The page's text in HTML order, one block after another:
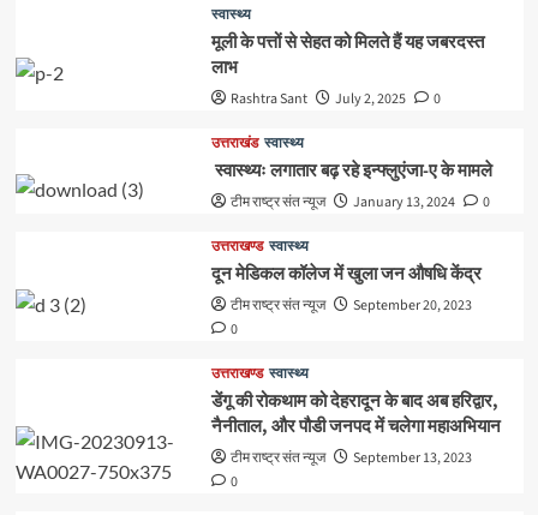
स्वास्थ्य
मूली के पत्तों से सेहत को मिलते हैं यह जबरदस्त
लाभ
Rashtra Sant July 2, 2025 0
उत्तराखंड स्वास्थ्य
स्वास्थ्यः लगातार बढ़ रहे इन्फ्लुएंजा-ए के मामले
टीम राष्ट्र संत न्यूज January 13, 2024 0
उत्तराखण्ड स्वास्थ्य
दून मेडिकल कॉलेज में खुला जन औषधि केंद्र
टीम राष्ट्र संत न्यूज
September 20, 2023
0
उत्तराखण्ड स्वास्थ्य
डेंगू की रोकथाम को देहरादून के बाद अब हरिद्वार,
नैनीताल, और पौडी जनपद में चलेगा महाअभियान
टीम राष्ट्र संत न्यूज
September 13, 2023
0